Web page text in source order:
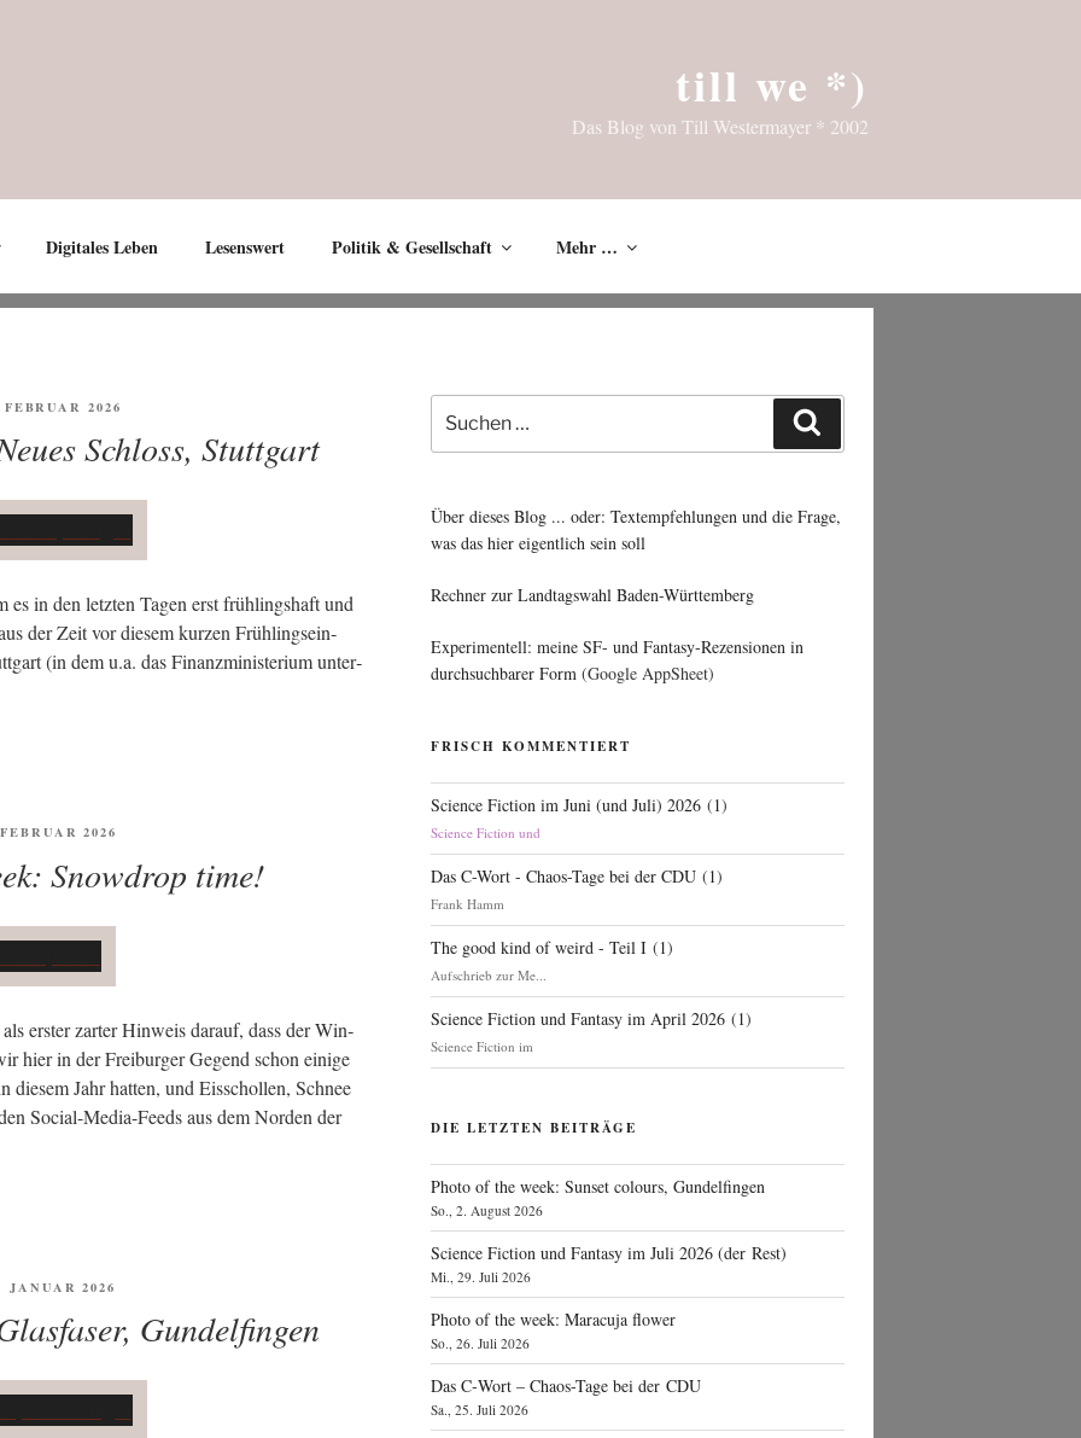
till we *)
Das Blog von Till Westermayer * 2002
Digitales Leben Lesenswert Politik & Gesellschaft Mehr …
2026
Schloss, Stuttgart
in den letz­ten Tagen erst früh­lings­haft und
der Zeit vor die­sem kur­zen Früh­lings­ein­
(in dem u.a. das Finanz­mi­nis­te­ri­um unter­
2026
Snowdrop time!
ers­ter zar­ter Hin­weis dar­auf, dass der Win­
hier in der Frei­bur­ger Gegend schon eini­ge
Jahr hat­ten, und Eis­schol­len, Schnee
Social-Media-Feeds aus dem Nor­den der
JANUAR 2026
Gundelfingen
Suche
nach:
Über dieses Blog ... oder: Textempfehlungen und die Frage,
was das hier eigentlich sein soll
Rechner zur Landtagswahl Baden-Württemberg
Experimentell: meine SF- und Fantasy-Rezensionen in
durchsuchbarer Form (Google AppSheet)
FRISCH KOMMENTIERT
Science Fiction im Juni (und Juli) 2026 (1)
Science Fiction und
Das C-Wort - Chaos-Tage bei der CDU (1)
Frank Hamm
The good kind of weird - Teil I (1)
Aufschrieb zur Me...
Science Fiction und Fantasy im April 2026 (1)
Science Fiction im
DIE LETZTEN BEITRÄGE
Photo of the week: Sunset colours, Gundelfingen
So., 2. August 2026
Science Fiction und Fantasy im Juli 2026 (der Rest)
Mi., 29. Juli 2026
Photo of the week: Maracuja flower
So., 26. Juli 2026
Das C‑Wort – Chaos-Tage bei der CDU
Sa., 25. Juli 2026